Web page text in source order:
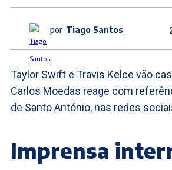
por Tiago Santos
Taylor Swift e Travis Kelce vão
Carlos Moedas reage com
de Santo António, nas redes
Imprensa